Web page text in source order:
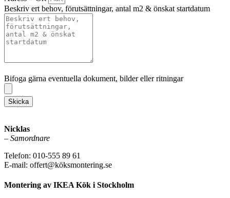
Beskriv ert behov, förutsättningar, antal m2 & önskat startdatum
Bifoga gärna eventuella dokument, bilder eller ritningar
Skicka
Nicklas
– Samordnare
Telefon: 010-555 89 61
E-mail: offert@köksmontering.se
Montering av IKEA Kök i Stockholm